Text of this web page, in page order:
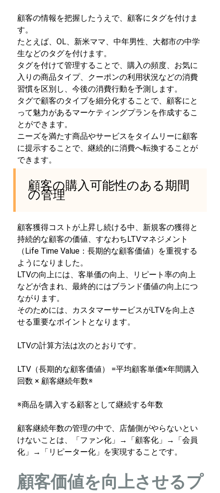
顧客の情報を把握したうえで、顧客にタグを付けま
す。
たとえば、OL、新米ママ、中年男性、大都市の中学
生などのタグを付けます。
タグを付けて管理することで、購入の頻度、お気に
入りの商品タイプ、クーポンの利用状況などの消費
習慣を区別し、今後の消費行動を予測します。
タグで顧客のタイプを細分化することで、顧客にと
って魅力があるマーケティングプランを作成するこ
とができます。
ニーズを満たす商品やサービスをタイムリーに顧客
に提示することで、継続的に消費へ転換することが
できます。
顧客の購入可能性のある期間
の管理
顧客獲得コストが上昇し続ける中、新規客の獲得と
持続的な顧客の価値、すなわちLTVマネジメント
（Life Time Value：長期的な顧客価値）を重視する
ようになりました。
LTVの向上には、客単価の向上、リピート率の向上
などが含まれ、最終的にはブランド価値の向上につ
ながります。
そのためには、カスタマーサービスがLTVを向上さ
せる重要なポイントとなります。
LTVの計算方法は次のとおりです。
LTV（長期的な顧客価値） =平均顧客単価×年間購入
回数 × 顧客継続年数※
※商品を購入する顧客として継続する年数
顧客継続年数の管理の中で、店舗側がやらないとい
けないことは、「ファン化」→「顧客化」→「会員
化」→「リピーター化」を実現することです。
顧客価値を向上させるプ